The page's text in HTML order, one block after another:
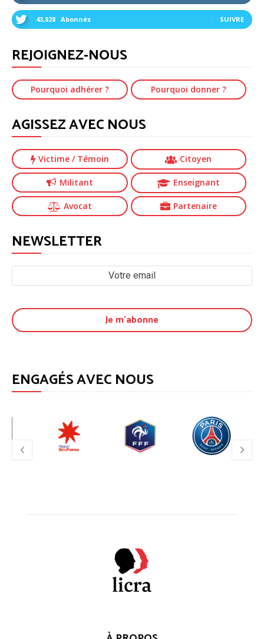
43,828 Abonnés SUIVRE
REJOIGNEZ-NOUS
Pourquoi adhérer ? Pourquoi donner ?
AGISSEZ AVEC NOUS
Victime / Témoin Citoyen
Militant Enseignant
Avocat Partenaire
NEWSLETTER
ENGAGÉS AVEC NOUS